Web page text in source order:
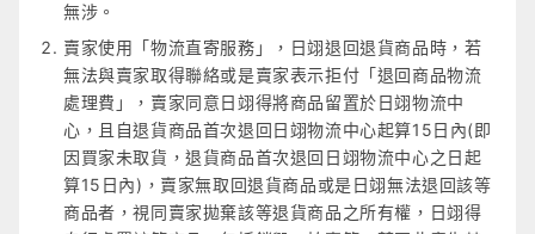
無涉。
賣家使用「物流直寄服務」，日翊退回退貨商品時，若
無法與賣家取得聯絡或是賣家表示拒付「退回商品物流
處理費」，賣家同意日翊得將商品留置於日翊物流中
心，且自退貨商品首次退回日翊物流中心起算15日內(即
因買家未取貨，退貨商品首次退回日翊物流中心之日起
算15日內)，賣家無取回退貨商品或是日翊無法退回該等
商品者，視同賣家拋棄該等退貨商品之所有權，日翊得